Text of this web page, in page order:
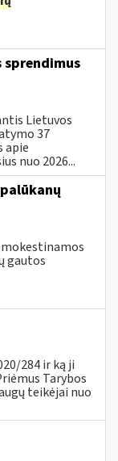
Lietuvos
37
apie
nuo 2026...
gautos
284 ir ką ji
Tarybos
teikėjai nuo